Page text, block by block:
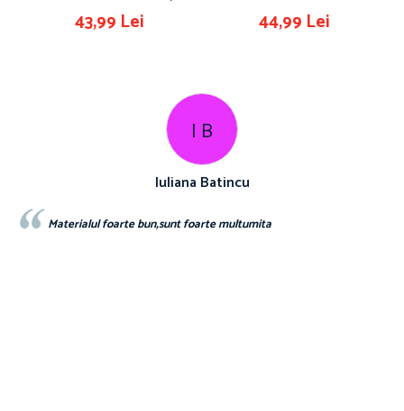
Bebeluși, Steluță, 20 Cm
43,99 Lei
Functie De Rotire 360 De
44,99 Lei
I B
Iuliana Batincu
Materialul foarte bun,sunt foarte multumita